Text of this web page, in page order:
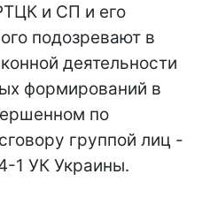
и СП и его
подозревают в
деятельности
формирований в
по
группой лиц -
1 УК Украины.